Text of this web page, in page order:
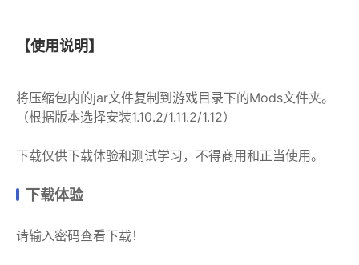
【使用说明】
将压缩包内的jar文件复制到游戏目录下的Mods文件夹。
（根据版本选择安装1.10.2/1.11.2/1.12）
下载仅供下载体验和测试学习，不得商用和正当使用。
下载体验
请输入密码查看下载！